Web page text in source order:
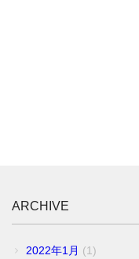
ARCHIVE
2022年1月 (1)